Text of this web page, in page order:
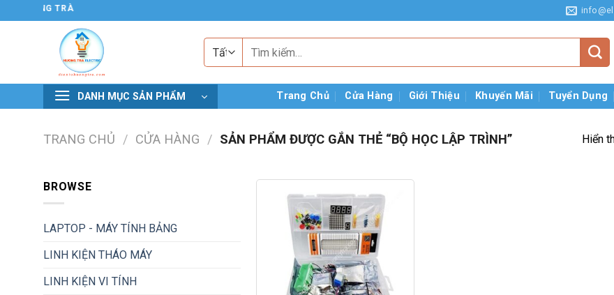
đến
HƯƠNG TRÀ
kiếm:
DANH MỤC SẢN PHẨM Trang Chủ Cửa Hàng Giới Thiệu Khuyến Mãi Tuyển Dụng
TRANG CHỦ / CỬA HÀNG / SẢN PHẨM ĐƯỢC GẮN THẺ “BỘ HỌC LẬP TRÌNH” Hiển
BROWSE
LAPTOP - MÁY TÍNH BẢNG
LINH KIỆN THÁO MÁY
LINH KIỆN VI TÍNH